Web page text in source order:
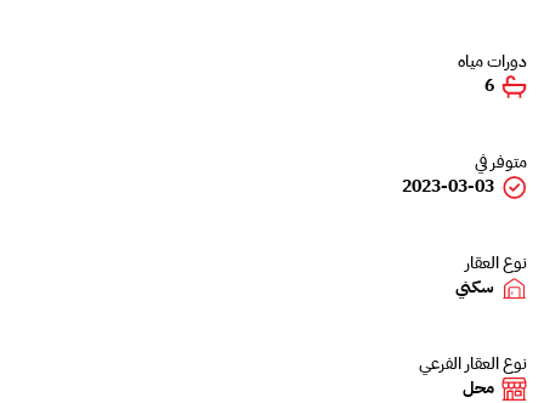
دورات مياه
6
متوفر في
2023-03-03
نوع العقار
سكني
نوع العقار الفرعي
محل